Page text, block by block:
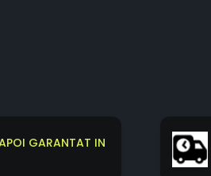
GARANTAT IN